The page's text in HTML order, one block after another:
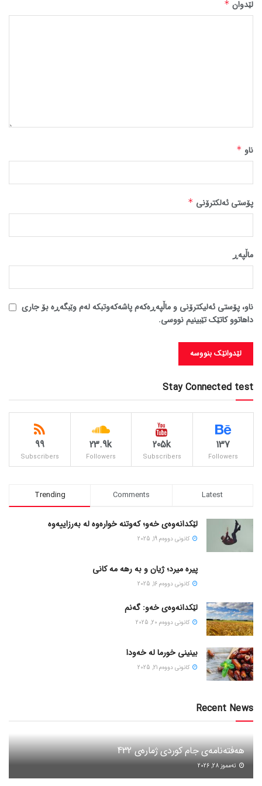
لێدوان*
ناو *
پۆستی ئەلکترۆنی *
ماڵپه‌ڕ
ناو، پۆستی ئەلیکترۆنی و ماڵپەڕەکەم پاشەکەوتبکە لەم وێبگەڕە بۆ جاری
داهاتوو کاتێک تێبینیم نووسی.
Stay Connected test
137
Followers
205k
Subscribers
23.9k
Followers
99
Subscribers
Trending Comments Latest
لێکدانەوەی خەو؛ کەوتنە خوارەوە لە بەرزاییەوە
كانونی دووه‌م 19, 2025
پیره میرد؛ ژیان و به رهه مه کانی
كانونی دووه‌م 16, 2025
لێکدانەوەی خەو: گەنم
كانونی دووه‌م 20, 2025
بینینی خورما لە خەودا
كانونی دووه‌م 21, 2025
Recent News
هەفتەنامەی جام کوردی ژمارەی 432
ته‌مموز 28, 2026